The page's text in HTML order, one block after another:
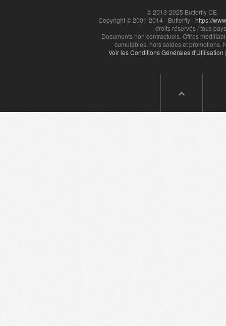
© 2013-2025 Butterfly CE
Copyright © 2001-2014 - Butterfly -https://
droits réservés / tous
Documents non contractuels. Offres
cumulables, hors soldes et promotions.
Voir les Conditions Générales d'Utilisation